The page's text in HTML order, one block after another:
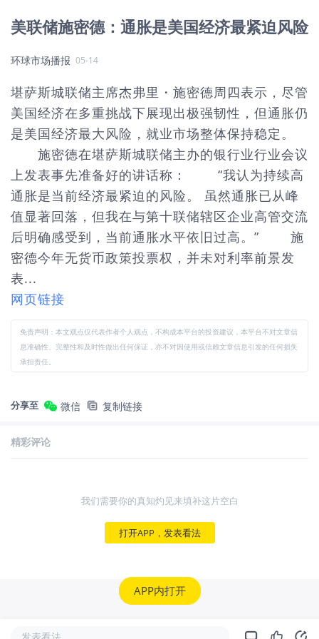
美联储施密德：通胀是美国经济最紧迫风险
环球市场播报 05-14
堪萨斯城联储主席杰弗里・施密德周四表示，尽管
美国经济在多重挑战下展现出极强韧性，但通胀仍
是美国经济最大风险，就业市场整体保持稳定。
施密德在堪萨斯城联储主办的银行业行业会议
上发表事先准备好的讲话称： “我认为持续高
通胀是当前经济最紧迫的风险。 虽然通胀已从峰
值显著回落，但我在与第十联储辖区企业高管交流
后明确感受到，当前通胀水平依旧过高。” 施
密德今年无货币政策投票权，并未对利率前景发
表...
网页链接
免责声明：本文观点仅代表作者个人观点，不构成本平台的投资建议，本平台不对文章信
息准确性、完整性和及时性做出任何保证，亦不对因使用或信赖文章信息引发的任何损失
承担责任。
分享至 微信 复制链接
精彩评论
我们需要你的真知灼见来填补这片空白
打开APP，发表看法
APP内打开